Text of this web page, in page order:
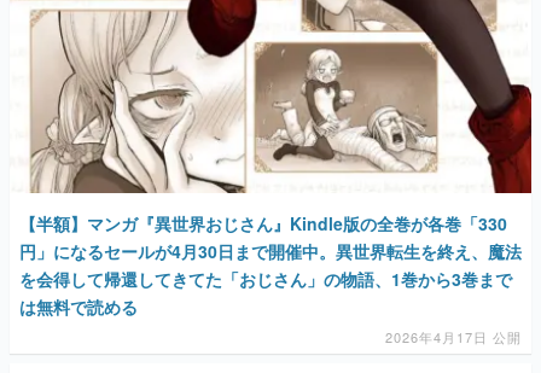
【半額】マンガ『異世界おじさん』Kindle版の全巻が各巻「330
円」になるセールが4月30日まで開催中。異世界転生を終え、魔法
を会得して帰還してきてた「おじさん」の物語、1巻から3巻まで
は無料で読める
2026年4月17日 公開